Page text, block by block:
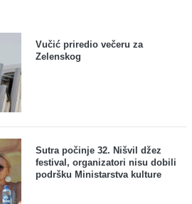
Vučić priredio večeru za
Zelenskog
Sutra počinje 32. Nišvil džez
festival, organizatori nisu dobili
podršku Ministarstva kulture